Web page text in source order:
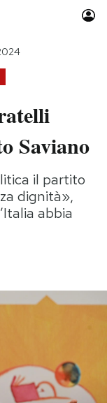
Saviano
il partito
dignità»,
abbia